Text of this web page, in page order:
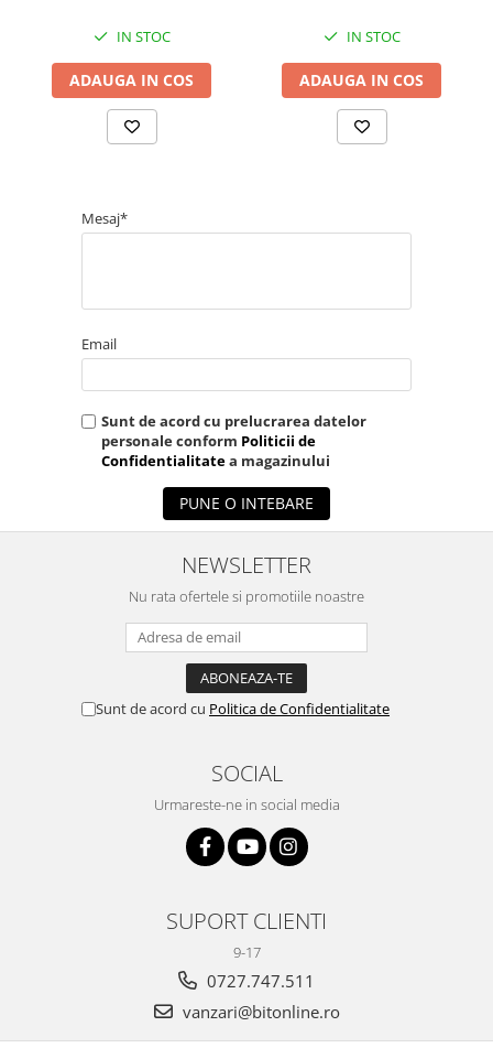
IN STOC
ADAUGA IN COS
IN STOC
ADAUGA IN COS
Mesaj*
Email
Sunt de acord cu prelucrarea datelor
personale conform Politicii de
Confidentialitatea magazinului
PUNE O INTEBARE
NEWSLETTER
Nu rata ofertele si promotiile noastre
Sunt de acord cu Politica de Confidentialitate
SOCIAL
Urmareste-ne in social media
SUPORT CLIENTI
9-17
0727.747.511
vanzari@bitonline.ro